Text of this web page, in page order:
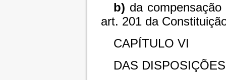
b) da
art. 201 da
CAPÍTULO VI
DAS